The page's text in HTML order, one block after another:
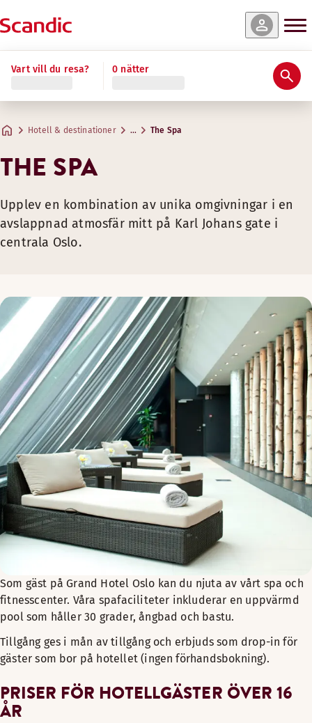
Vart vill du resa? 0 nätter
Hotell & destinationer … The Spa
THE SPA
Upplev en kombination av unika omgivningar i en
avslappnad atmosfär mitt på Karl Johans gate i
centrala Oslo.
Som gäst på Grand Hotel Oslo kan du njuta av vårt spa och
fitnesscenter. Våra spafaciliteter inkluderar en uppvärmd
pool som håller 30 grader, ångbad och bastu.
Tillgång ges i mån av tillgång och erbjuds som drop-in för
gäster som bor på hotellet (ingen förhandsbokning).
PRISER FÖR HOTELLGÄSTER ÖVER 16
ÅR